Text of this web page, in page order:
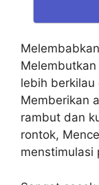
lebih berkilau
Memberikan
rambut dan
rontok,
menstimulasi